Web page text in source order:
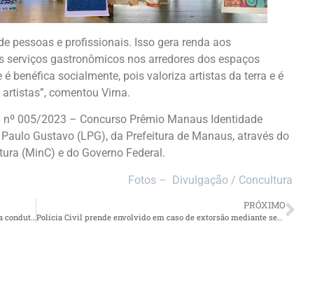
pessoas e profissionais. Isso gera renda aos
gastronômicos nos arredores dos espaços
benéfica socialmente, pois valoriza artistas da terra e é
comentou Virna.
005/2023 – Concurso Prêmio Manaus Identidade
Gustavo (LPG), da Prefeitura de Manaus, através do
(MinC) e do Governo Federal.
Fotos – Divulgação / Concultura
PRÓXIMO